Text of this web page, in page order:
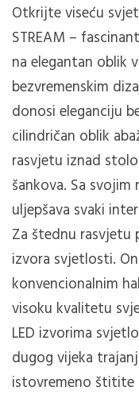
Otkrijte viseću
STREAM –
na elegantan oblik
bezvremenskim
donosi eleganciju
cilindričan oblik
rasvjetu iznad
šankova. Sa svojim
uljepšava svaki
Za štednu rasvjetu
izvora svjetlosti.
konvencionalnim
visoku kvalitetu
LED izvorima
dugog vijeka
istovremeno štitite